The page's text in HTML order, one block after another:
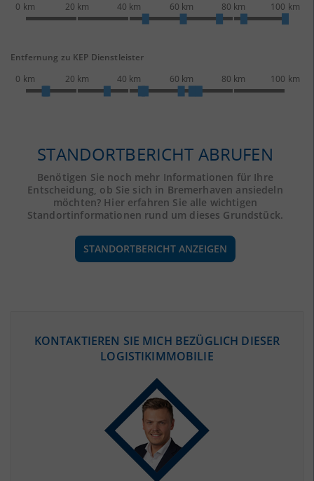
0 km
20 km 40 km 60 km 80 km 100 km
Entfernung zu KEP Dienstleister
0 km
20 km 40 km 60 km 80 km 100 km
STANDORTBERICHT ABRUFEN
Benötigen Sie noch mehr Informationen für Ihre
Entscheidung, ob Sie sich in Bremerhaven ansiedeln
möchten? Hier erfahren Sie alle wichtigen
Standortinformationen rund um dieses Grundstück.
STANDORTBERICHT ANZEIGEN
(STAND: 12/2019)
(Landkreis / Kreisfreie Stadt)
KONTAKTIEREN SIE MICH BEZÜGLICH DIESER
LOGISTIKIMMOBILIE